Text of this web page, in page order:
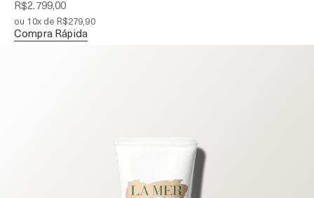
R$2.799,00
ou 10x de R$279,90
Compra Rápida